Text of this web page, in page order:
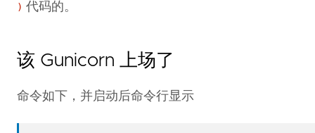
) 代码的。
该 Gunicorn 上场了
命令如下，并启动后命令行显示